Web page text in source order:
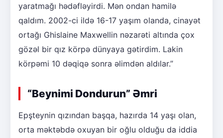
yaratmağı hədəfləyirdi. Mən ondan hamilə
qaldım. 2002-ci ildə 16-17 yaşım olanda, cinayət
ortağı Ghislaine Maxwellin nəzarəti altında çox
gözəl bir qız körpə dünyaya gətirdim. Lakin
körpəmi 10 dəqiqə sonra əlimdən aldılar.”
“Beynimi Dondurun” Əmri
Epşteynin qızından başqa, hazırda 14 yaşı olan,
orta məktəbdə oxuyan bir oğlu olduğu da iddia